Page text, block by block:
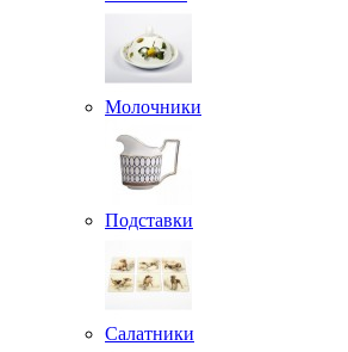
Молочники
Подставки
Салатники